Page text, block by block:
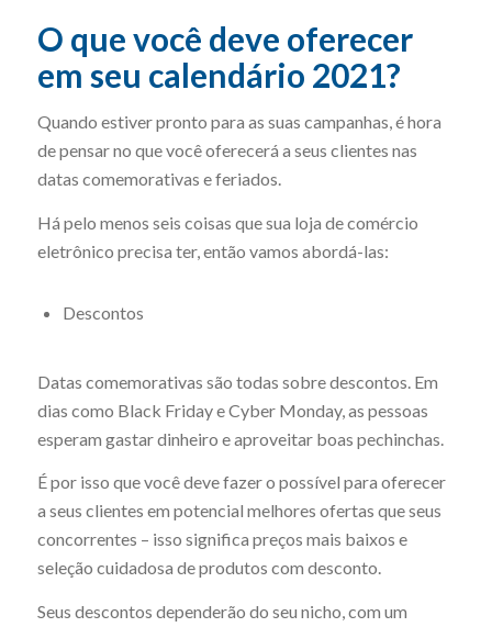
O que você deve oferecer
em seu calendário 2021?
Quando estiver pronto para as suas campanhas, é hora
de pensar no que você oferecerá a seus clientes nas
datas comemorativas e feriados.
Há pelo menos seis coisas que sua loja de comércio
eletrônico precisa ter, então vamos abordá-las:
Descontos
Datas comemorativas são todas sobre descontos. Em
dias como Black Friday e Cyber ​​Monday, as pessoas
esperam gastar dinheiro e aproveitar boas pechinchas.
É por isso que você deve fazer o possível para oferecer
a seus clientes em potencial melhores ofertas que seus
concorrentes – isso significa preços mais baixos e
seleção cuidadosa de produtos com desconto.
Seus descontos dependerão do seu nicho, com um